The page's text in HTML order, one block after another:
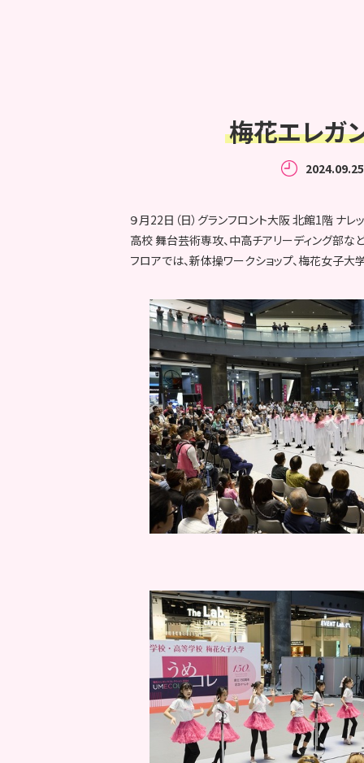
梅花エレガ
2024.09.25
９月22日（日）グランフロント大阪 北館1階 ナレ
高校 舞台芸術専攻、中高チアリーディング部な
フロアでは、新体操ワークショップ、梅花女子大